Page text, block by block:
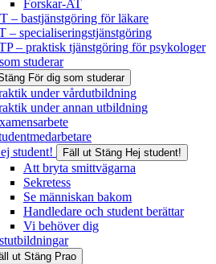
Forskar-AT
– bastjänstgöring för läkare
– specialiseringstjänstgöring
– praktisk tjänstgöring för psykologer
studerar
För dig som studerar
under vårdutbildning
under annan utbildning
student!
Fäll ut Stäng Hej student!
Att bryta smittvägarna
Sekretess
Se människan bakom
Handledare och student berättar
Vi behöver dig
ut Stäng Prao